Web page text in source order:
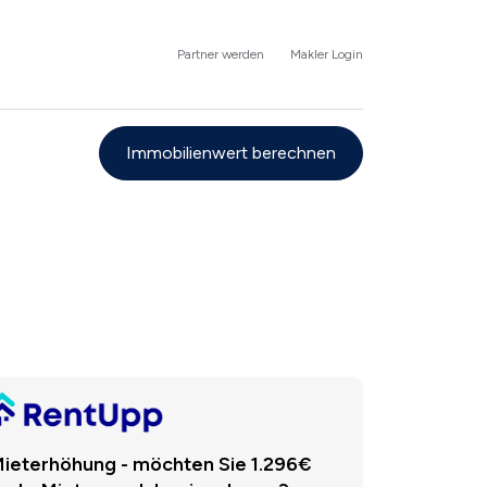
Partner werden Makler Login
Immobilienwert berechnen
- möchten Sie 1.296€